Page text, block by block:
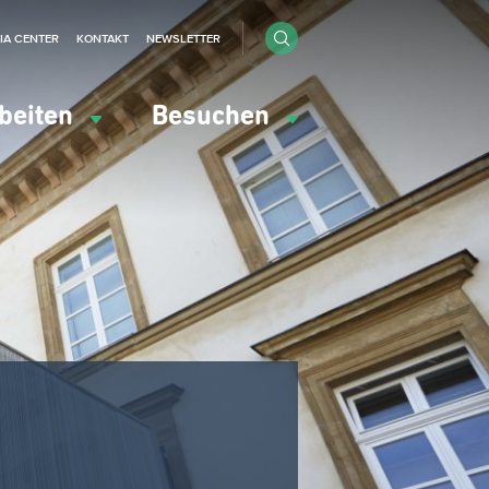
Besuchen
CENTER KONTAKT NEWSLETTER